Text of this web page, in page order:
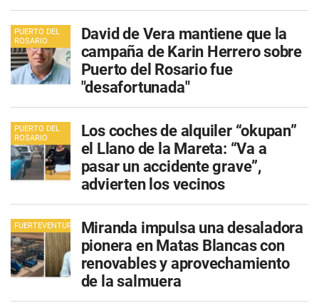
PUERTO DEL
ROSARIO
David de Vera mantiene que la
campaña de Karin Herrero sobre
Puerto del Rosario fue
"desafortunada"
PUERTO DEL
ROSARIO
Los coches de alquiler “okupan”
el Llano de la Mareta: “Va a
pasar un accidente grave”,
advierten los vecinos
FUERTEVENTURA
Miranda impulsa una desaladora
pionera en Matas Blancas con
renovables y aprovechamiento
de la salmuera